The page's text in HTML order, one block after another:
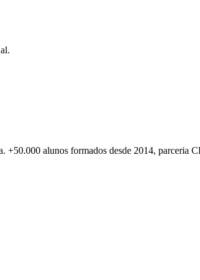
+50.000 alunos formados desde 2014, parceria